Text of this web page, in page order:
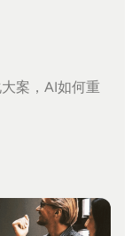
案，AI如何重